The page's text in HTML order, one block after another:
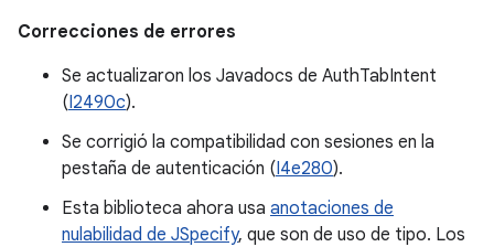
Correcciones de errores
Se actualizaron los Javadocs de AuthTabIntent
(I2490c).
Se corrigió la compatibilidad con sesiones en la
pestaña de autenticación (I4e280).
Esta biblioteca ahora usa anotaciones de
nulabilidad de JSpecify, que son de uso de tipo. Los